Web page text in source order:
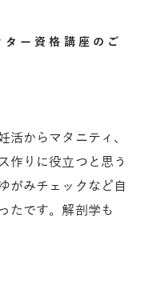
ター資格講座のご
活からマタニティ、
作りに役立つと思う
がみチェックなど自
たです。解剖学も